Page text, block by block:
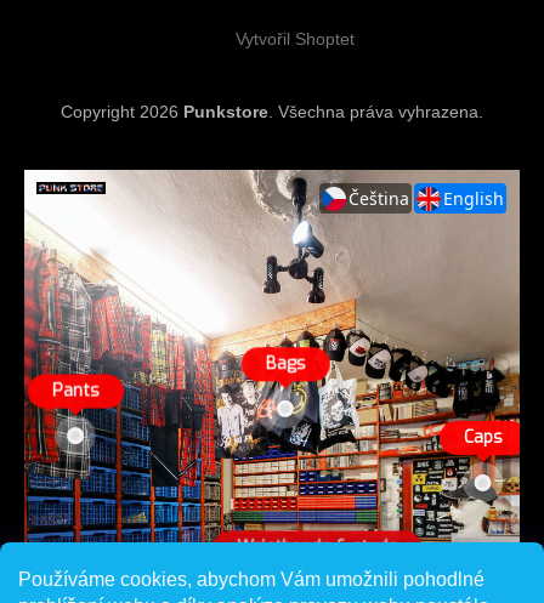
Používáme cookies, abychom Vám umožnili pohodlné
Vytvořil Shoptet
Copyright 2026 Punkstore . Všechna práva vyhrazena.